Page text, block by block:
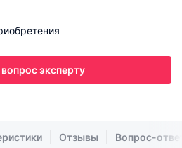
эксперту
Отзывы Вопрос-